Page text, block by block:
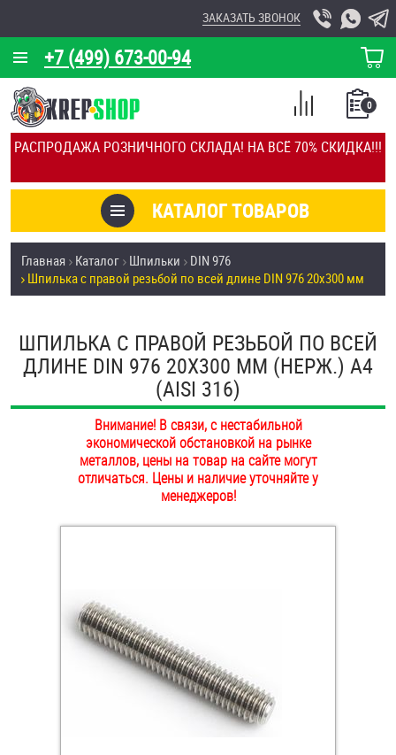
РАСПРОДАЖА РОЗНИЧНОГО СКЛАДА! НА ВСЁ 70% СКИДКА!!!
+7 (499) 673-00-94
ЗАКАЗАТЬ ЗВОНОК
КОРЗИНА
О КОМПАНИИ
КАЛЬКУЛЯТОР
ОТЗЫВЫ
УСЛУГИ
СКИДКИ
ОПТ
ПОКУПАТЕЛЯМ
ОПЛАТА И ДОСТАВКА
НАШИ МАГАЗИНЫ
КАТАЛОГ ТОВАРОВ
0
СПИСОК
СРАВНЕНИЕ
Товары со скидкой
Анкеры
Антивандальный крепёж, инструмент
Заклепки (Гайки-Заклепки)
Инструмент
Крюки, кольца с метрической резьбой
Главная Каталог Шпильки
DIN 976
Шпилька с правой резьбой по всей длине DIN 976 20х300 мм
ШПИЛЬКА С ПРАВОЙ РЕЗЬБОЙ ПО ВСЕЙ
ДЛИНЕ DIN 976 20Х300 ММ (НЕРЖ.) A4
(AISI 316)
Внимание! В связи, с нестабильной
экономической обстановкой на рынке
металлов, цены на товар на сайте могут
отличаться. Цены и наличие уточняйте у
менеджеров!